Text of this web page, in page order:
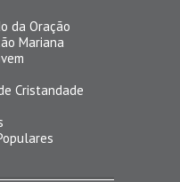
da Oração
Mariana
Cristandade